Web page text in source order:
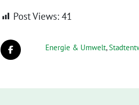
Post Views: 41
Energie & Umwelt,